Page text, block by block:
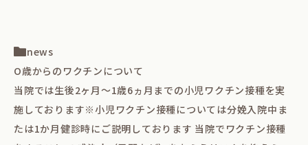
news
O歳からのワクチンについて
当院では生後2ヶ月～1歳6ヵ月までの小児ワクチン接種を実
施しております※小児ワクチン接種については分娩入院中ま
たは1か月健診時にご説明しております 当院でワクチン接種